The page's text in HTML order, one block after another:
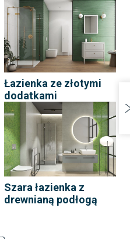
Łazienka ze złotymi
dodatkami
Szara łazienka z
drewnianą podłogą